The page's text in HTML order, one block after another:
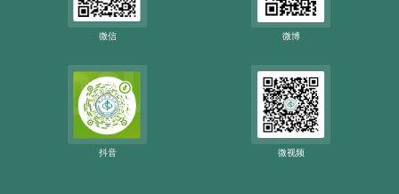
微信 微博
抖音 微视频